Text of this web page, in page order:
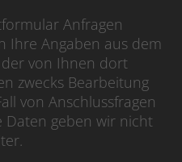
Anfragen
Ihre Angaben aus dem
von Ihnen dort
zwecks Bearbeitung
von Anschlussfragen
Daten geben wir nicht